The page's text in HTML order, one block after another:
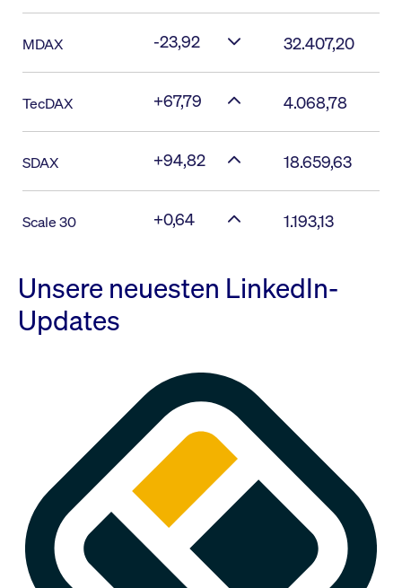
MDAX -23,92 32.407,20
TecDAX +67,79 4.068,78
SDAX +94,82 18.659,63
Scale 30 +0,64 1.193,13
Unsere neuesten LinkedIn-
Updates